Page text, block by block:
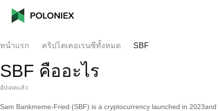
หน้าแรก คริปโตเคอเรนซีทั้งหมด SBF
SBF คืออะไร
อัปเดตแล้ว:
Sam Bankmeme-Fried (SBF) is a cryptocurrency launched in